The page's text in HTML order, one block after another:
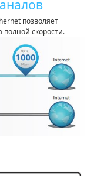
позволяет
полной скорости.